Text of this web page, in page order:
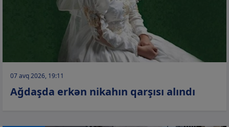
07 avq 2026, 19:11
Ağdaşda erkən nikahın qarşısı alındı